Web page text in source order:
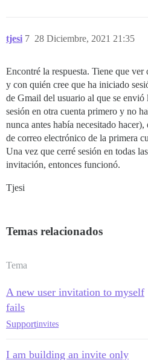
tjesi 28 Diciembre, 2021 21:35
7
Encontré la respuesta. Tiene que
y con quién cree que ha iniciado
de Gmail del usuario al que se
sesión en otra cuenta primero y no
nunca antes había necesitado
de correo electrónico de la primera
Una vez que cerré sesión en todas
invitación, entonces funcionó.
Tjesi
Temas relacionados
Tema
A new user invitation to myself
fails
Supportinvites
I am building an invite only